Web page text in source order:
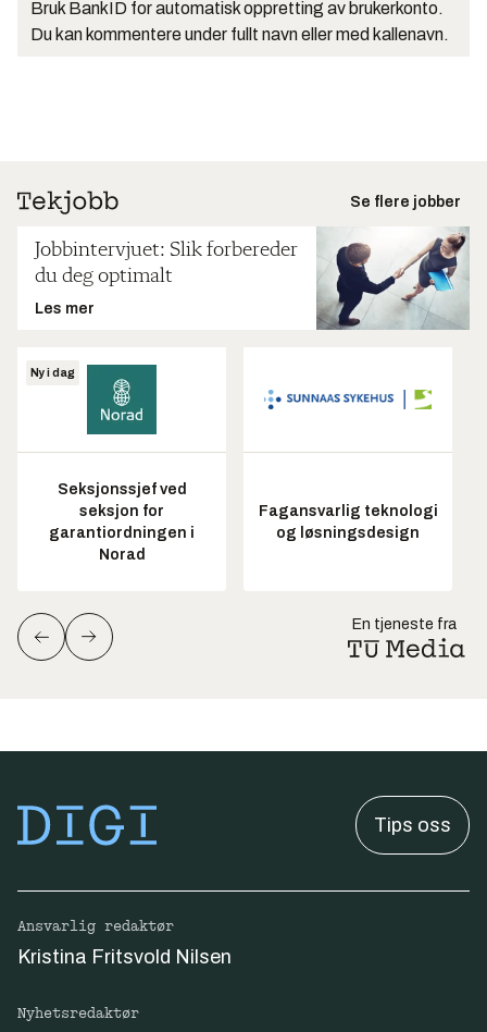
Bruk BankID for automatisk oppretting av brukerkonto.
Du kan kommentere under fullt navn eller med kallenavn.
Se flere jobber
Jobbintervjuet: Slik forbereder
du deg optimalt
Les mer
Ny i dag
Seksjonssjef ved
seksjon for
garantiordningen i
Norad
Fagansvarlig teknologi
og løsningsdesign
En tjeneste fra
Tips oss
Ansvarlig redaktør
Kristina Fritsvold Nilsen
Nyhetsredaktør